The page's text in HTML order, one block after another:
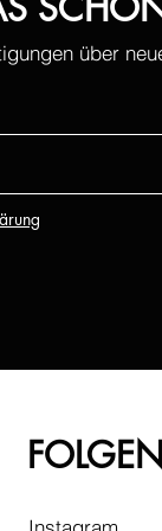
über
FOLGEN